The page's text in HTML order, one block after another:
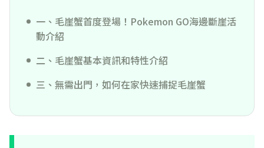
一、毛崖蟹首度登場！Pokemon GO海邊斷崖活
動介紹
二、毛崖蟹基本資訊和特性介紹
三、無需出門，如何在家快速捕捉毛崖蟹